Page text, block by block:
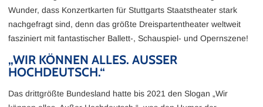
Wunder, dass Konzertkarten für Stuttgarts Staatstheater stark
nachgefragt sind, denn das größte Dreispartentheater weltweit
fasziniert mit fantastischer Ballett-, Schauspiel- und Opernszene!
„WIR KÖNNEN ALLES. AUSSER H
OCHDEUTSCH.“
Das drittgrößte Bundesland hatte bis 2021 den Slogan „Wir